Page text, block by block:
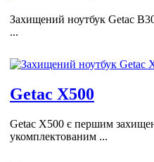
Захищений ноутбук Getac
...
Getac X500
Getac X500 є першим
укомплектованим ...